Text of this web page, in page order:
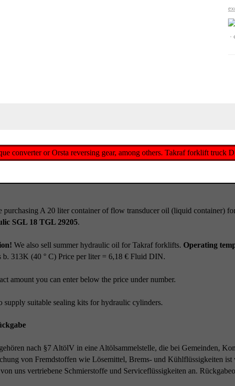
converter or Orsta reversing gear, among others. Takraf forklift truck
purchasing A 20 liter container of flow transducer oil (liquid container)
SGL 18 TGL 29205.
We also sell summer hydraulic oil for Takraf forklifts. Operating
b. 313K (40 ° C) Price per liter = 6,18 € Fluid DIN.
amount you can enter below the price under number.
supply suitable sealing kits for hydraulic cylinders.
nach §7 AltölV in eine Altölsammelstelle, die bei Gemeinden,
von Fremdstoffen wie Lösemittel, Brems- und Kühlflüssigkeiten
uns vertriebene Schmierstoffe und Serviceflüssigkeiten an.